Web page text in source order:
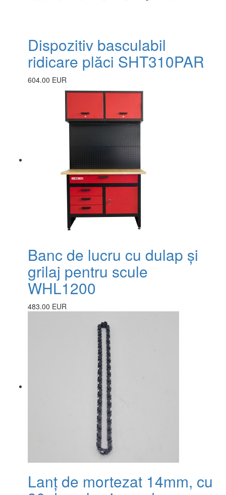
Dispozitiv basculabil
ridicare plăci SHT310PAR
604.00 EUR
Banc de lucru cu dulap și
grilaj pentru scule
WHL1200
483.00 EUR
Lanț de mortezat 14mm, cu